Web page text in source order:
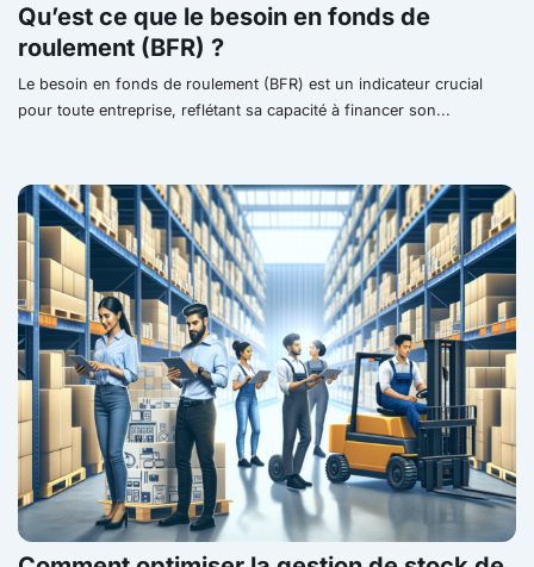
Qu’est ce que le besoin en fonds de
roulement (BFR) ?
Le besoin en fonds de roulement (BFR) est un indicateur crucial
pour toute entreprise, reflétant sa capacité à financer son...